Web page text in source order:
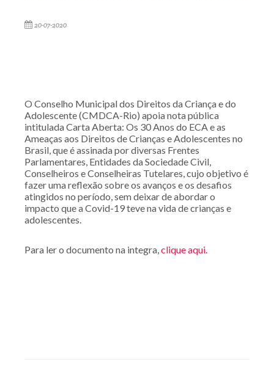
20-07-2020
O Conselho Municipal dos Direitos da Criança e do
Adolescente (CMDCA-Rio) apoia nota pública
intitulada Carta Aberta: Os 30 Anos do ECA e as
Ameaças aos Direitos de Crianças e Adolescentes no
Brasil, que é assinada por diversas Frentes
Parlamentares, Entidades da Sociedade Civil,
Conselheiros e Conselheiras Tutelares, cujo objetivo é
fazer uma reflexão sobre os avanços e os desafios
atingidos no período, sem deixar de abordar o
impacto que a Covid-19 teve na vida de crianças e
adolescentes.
Para ler o documento na integra,clique aqui.